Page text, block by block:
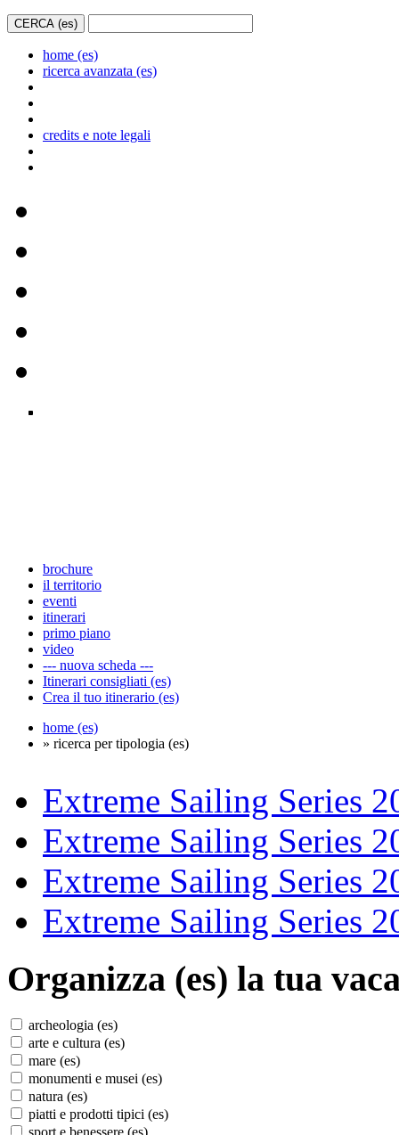
home (es)
ricerca avanzata (es)
credits e note legali
brochure
il territorio
eventi
itinerari
primo piano
video
--- nuova scheda ---
Itinerari consigliati (es)
Crea il tuo itinerario (es)
home (es)
» ricerca per tipologia (es)
Extreme Sailing Series
Extreme Sailing Series
Extreme Sailing Series
Extreme Sailing Series
Organizza (es) la tua
archeologia (es)
arte e cultura (es)
mare (es)
monumenti e musei (es)
natura (es)
piatti e prodotti tipici (es)